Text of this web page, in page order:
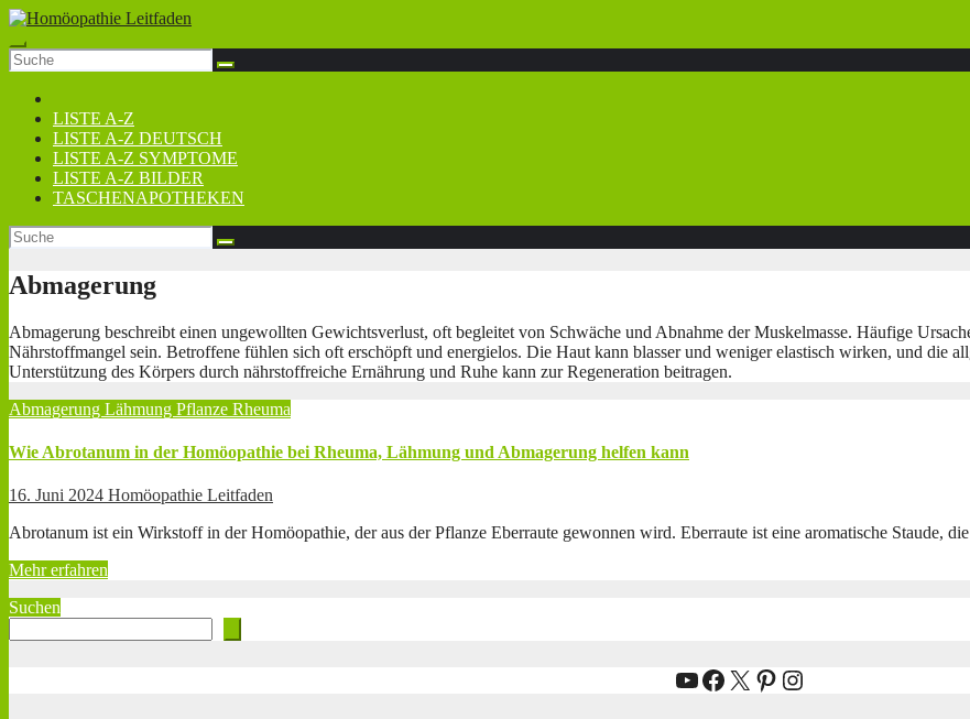
Zum
Inhalt
springen
LISTE A-Z
LISTE A-Z DEUTSCH
LISTE A-Z SYMPTOME
LISTE A-Z BILDER
TASCHENAPOTHEKEN
Abmagerung
Abmagerung beschreibt einen ungewollten Gewichtsverlust, oft begleitet von Schwäche und Abnahme der Muskelmasse. Häufige
Nährstoffmangel sein. Betroffene fühlen sich oft erschöpft und energielos. Die Haut kann blasser und weniger elastisch wirken, und die
Unterstützung des Körpers durch nährstoffreiche Ernährung und Ruhe kann zur Regeneration beitragen.
Abmagerung Lähmung Pflanze Rheuma
Wie Abrotanum in der Homöopathie bei Rheuma, Lähmung und Abmagerung helfen kann
16. Juni 2024 Homöopathie Leitfaden
Abrotanum ist ein Wirkstoff in der Homöopathie, der aus der Pflanze Eberraute gewonnen wird. Eberraute ist eine aromatische Staude,
Mehr erfahren
Suchen
YouTube
Facebook
X Pinterest
Instagram